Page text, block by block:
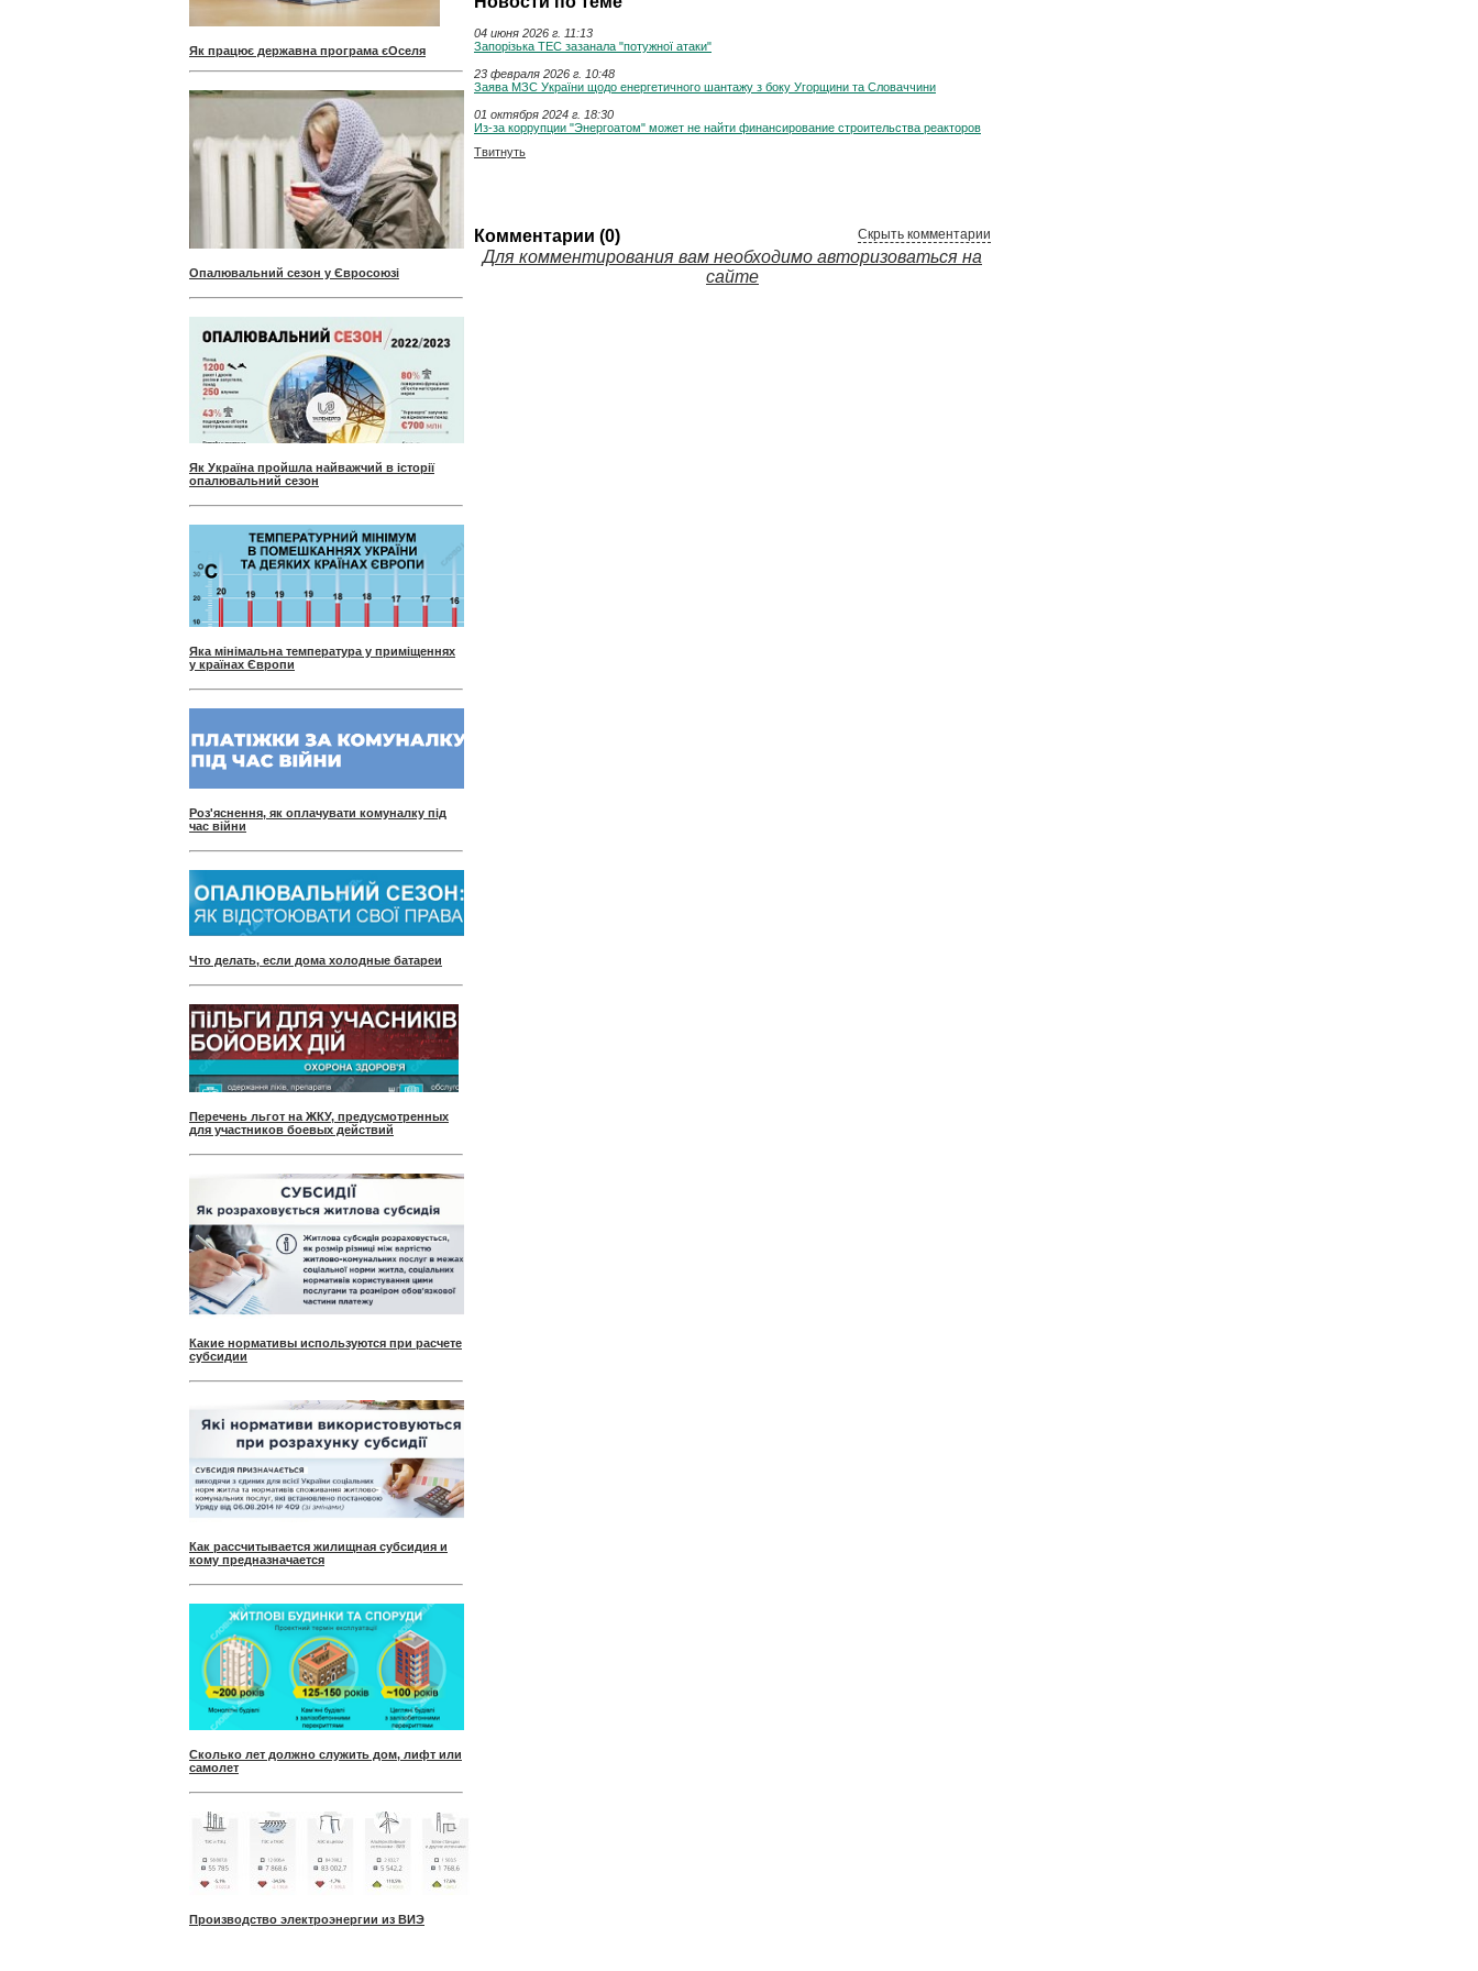
Як працює державна програма єОселя
Опалювальний сезон у Євросоюзі
Як Україна пройшла найважчий в історії
опалювальний сезон
Яка мінімальна температура у приміщеннях
у країнах Європи
Роз'яснення, як оплачувати комуналку під
час війни
Что делать, если дома холодные батареи
Перечень льгот на ЖКУ, предусмотренных
для участников боевых действий
Какие нормативы используются при расчете
субсидии
Как рассчитывается жилищная субсидия и
кому предназначается
Сколько лет должно служить дом, лифт или
самолет
Производство электроэнергии из ВИЭ
04 июня 2026 г. 11:13
Запорізька ТЕС зазанала "потужної атаки"
23 февраля 2026 г. 10:48
Заява МЗС України щодо енергетичного шантажу з боку Угорщини та Словаччини
01 октября 2024 г. 18:30
Из-за коррупции "Энергоатом" может не найти финансирование строительства реакторов
Твитнуть
Комментарии (0) Скрыть комментарии
Для комментирования вам необходимо авторизоваться на
сайте